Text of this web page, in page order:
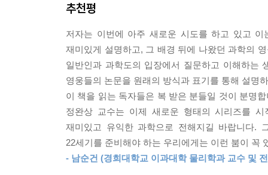
흥미로운 과학사와 고등학교 수학 수준의 개념 설명
이 책은 단순히 양자광학의 개념을 나열하는 데
논쟁했던 고전광학의 시대로 먼저 데려간다. 이
빛을 가두어 정보의 바다를 열어젖힌 광섬유의
독자들은 자연스럽게 양자광학의 핵심 질문들과
무엇보다 이 책의 백미는 서문에서 밝힌 ‘이제
이해하길 바랐습니다’라는 열망이다. 양자광학
최대 간섭을 설명하는 글라우버의 결맞는 상태
풀어내는 저자의 노력은 실로 감탄을 자아낸다.
창의적인 생각의 흐름을 접하는 소중한 기회가 될
추천평
저자는 이번에 아주 새로운 시도를 하고 있고
재미있게 설명하고, 그 배경 뒤에 나왔던 과학의
일반인과 과학도의 입장에서 질문하고 이해하는
영웅들의 논문을 원래의 방식과 표기를 통해 설명
이 책을 읽는 독자들은 복 받은 분들일 것이 분명
정완상 교수는 이제 새로운 형태의 시리즈를
재미있고 유익한 과학으로 전해지길 바랍니다.
22세기를 준비해야 하는 우리에게는 이런 붐이 꼭
- 남순건 (경희대학교 이과대학 물리학과 교수 및